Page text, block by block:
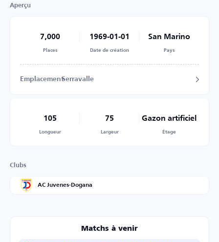
Aperçu
7,000
Places
1969-01-01
Date de création
San Marino
Pays
EmplacementSerravalle
105
Longueur
75
Largeur
Gazon artificiel
Étage
Clubs
AC Juvenes-Dogana
Matchs à venir